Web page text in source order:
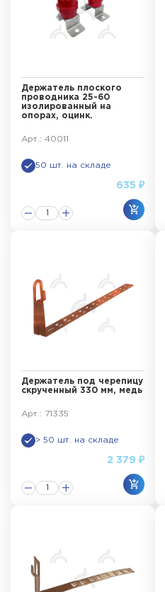
Держатель плоского
проводника 25-60
изолированный на
опорах, оцинк.
Арт.: 40011
50 шт. на складе
635 ₽
Держатель под черепицу
скрученный 330 мм, медь
Арт.: 71335
> 50 шт. на складе
2 379 ₽